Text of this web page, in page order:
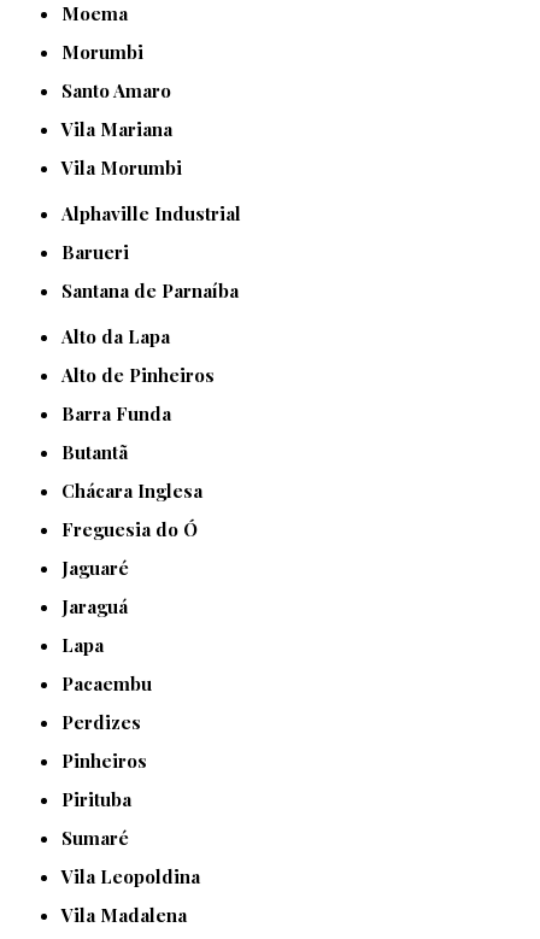
Moema
Morumbi
Santo Amaro
Vila Mariana
Vila Morumbi
Alphaville Industrial
Barueri
Santana de Parnaíba
Alto da Lapa
Alto de Pinheiros
Barra Funda
Butantã
Chácara Inglesa
Freguesia do Ó
Jaguaré
Jaraguá
Lapa
Pacaembu
Perdizes
Pinheiros
Pirituba
Sumaré
Vila Leopoldina
Vila Madalena